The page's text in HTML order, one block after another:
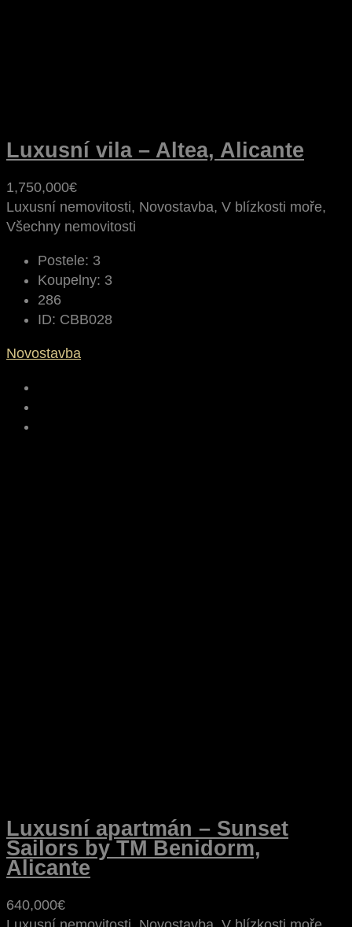
Luxusní vila – Altea, Alicante
1,750,000€
Luxusní nemovitosti, Novostavba, V blízkosti moře,
Všechny nemovitosti
Postele: 3
Koupelny: 3
286
ID: CBB028
Novostavba
Luxusní apartmán – Sunset
Sailors by TM Benidorm,
Alicante
640,000€